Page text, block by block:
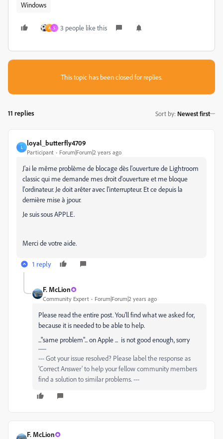
Windows
A S 3 people like this
This topic has been closed for replies.
11 replies Sort by: Newest first
L
loyal_butterfly4709
Participant Forum|Forum|2 years ago
J'ai le même problème de blocage dès l'ouverture de Lightroom
classic qui me demande mes droit d'ouverture et me bloque
l'ordinateur. Je doit arêter avec l'interrupteur. Et ce depuis la
dernière mise à jpour.
Je suis sous APPLE.
Merci de votre aide.
1 reply
F. McLion
Community Expert Forum|Forum|2 years ago
Please read the entire post. You'll find what we asked for,
because it is needed to be able to help.
..."same problem"... on Apple ... is not good enough, sorry
--- Got your issue resolved? Please label the response as
'Correct Answer' to help your fellow community members
find a solution to similar problems. ---
F. McLion